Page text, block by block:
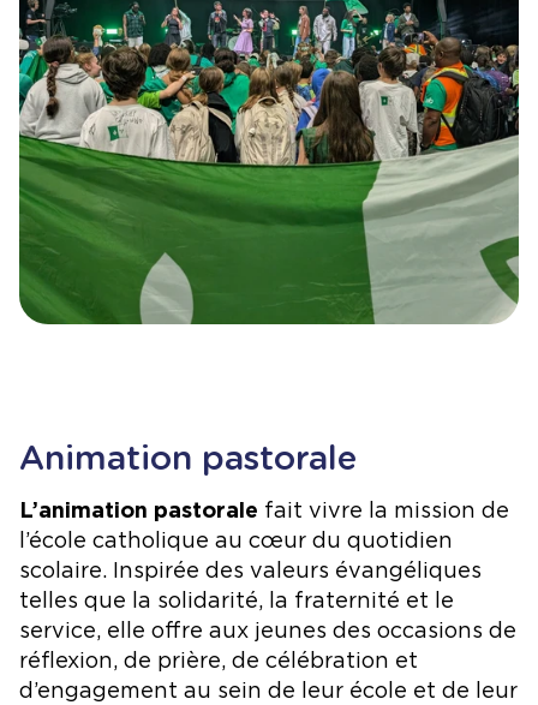
Animation pastorale
L’animation pastorale fait vivre la mission de
l’école catholique au cœur du quotidien
scolaire. Inspirée des valeurs évangéliques
telles que la solidarité, la fraternité et le
service, elle offre aux jeunes des occasions de
réflexion, de prière, de célébration et
d’engagement au sein de leur école et de leur